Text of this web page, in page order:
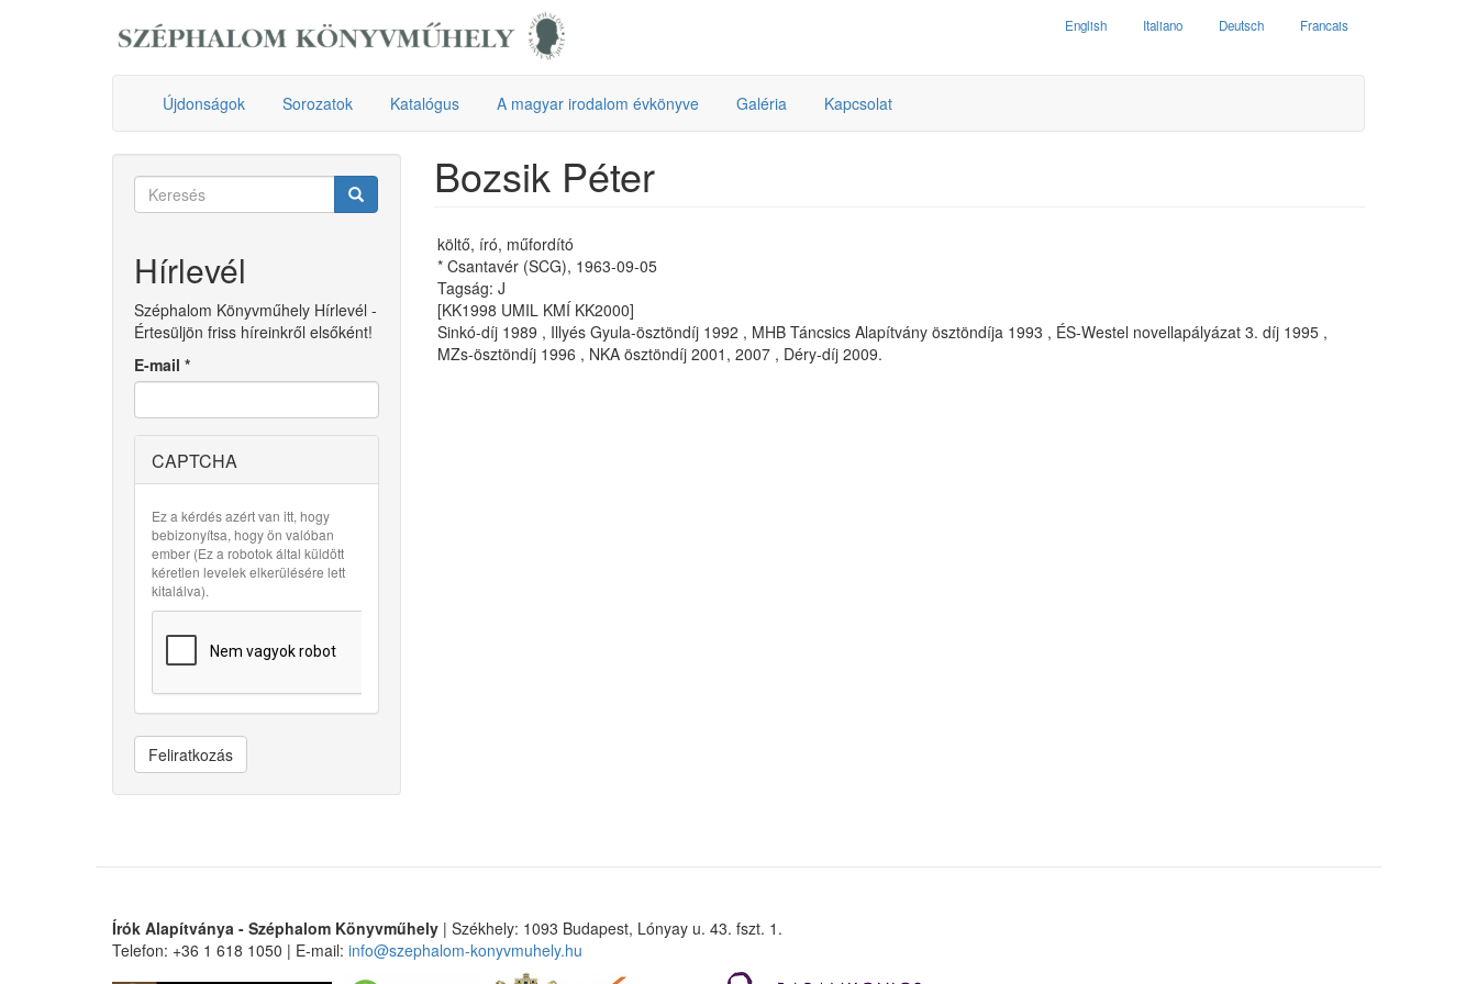
English Italiano Deutsch Francais
Újdonságok Sorozatok Katalógus A magyar irodalom évkönyve Galéria Kapcsolat
Keresés
Hírlevél
Széphalom Könyvműhely Hírlevél -
Értesüljön friss híreinkről elsőként!
E-mail *
CAPTCHA
Ez a kérdés azért van itt, hogy
bebizonyítsa, hogy ön valóban
ember (Ez a robotok által küldött
kéretlen levelek elkerülésére lett
kitalálva).
Feliratkozás
Bozsik Péter
költő, író, műfordító
* Csantavér (SCG), 1963-09-05
Tagság: J
[KK1998 UMIL KMÍ KK2000]
Sinkó-díj 1989 , Illyés Gyula-ösztöndíj 1992 , MHB Táncsics Alapítvány ösztöndíja 1993 , ÉS-Westel novellapályázat 3. díj 1995 ,
MZs-ösztöndíj 1996 , NKA ösztöndíj 2001, 2007 , Déry-díj 2009.
Írók Alapítványa - Széphalom Könyvműhely | Székhely: 1093 Budapest, Lónyay u. 43. fszt. 1.
Telefon: +36 1 618 1050 | E-mail: info@szephalom-konyvmuhely.hu